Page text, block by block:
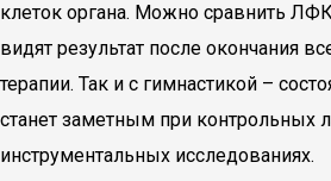
клеток органа. Можно сравнить
видят результат после окончания
терапии. Так и с гимнастикой –
станет заметным при контрольных
инструментальных исследованиях.